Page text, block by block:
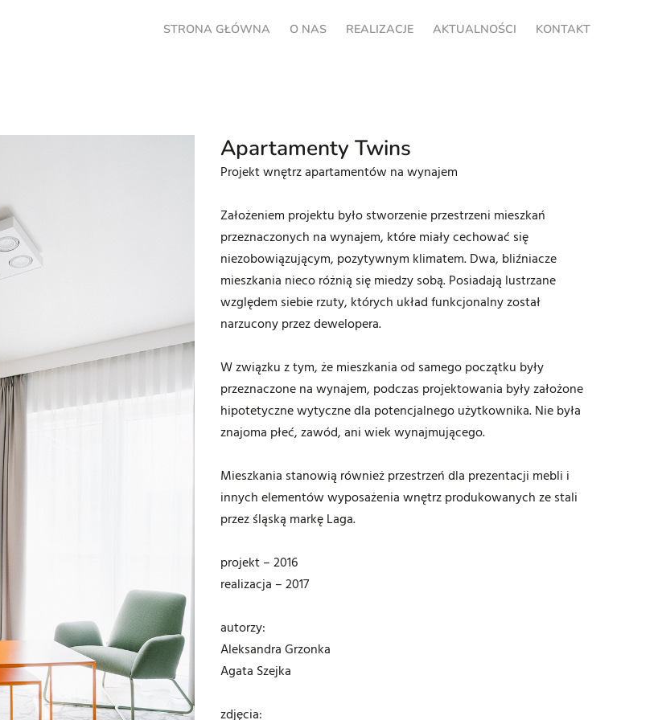
STRONA GŁÓWNA O NAS REALIZACJE AKTUALNOŚCI KONTAKT
Apartamenty Twins
Projekt wnętrz apartamentów na wynajem
Założeniem projektu było stworzenie przestrzeni mieszkań
przeznaczonych na wynajem, które miały cechować się
niezobowiązującym, pozytywnym klimatem. Dwa, bliźniacze
mieszkania nieco różnią się miedzy sobą. Posiadają lustrzane
względem siebie rzuty, których układ funkcjonalny został
narzucony przez dewelopera.
W związku z tym, że mieszkania od samego początku były
przeznaczone na wynajem, podczas projektowania były założone
hipotetyczne wytyczne dla potencjalnego użytkownika. Nie była
znajoma płeć, zawód, ani wiek wynajmującego.
Mieszkania stanowią również przestrzeń dla prezentacji mebli i
innych elementów wyposażenia wnętrz produkowanych ze stali
przez śląską markę Laga.
projekt – 2016
realizacja – 2017
autorzy:
Aleksandra Grzonka
Agata Szejka
zdjęcia: